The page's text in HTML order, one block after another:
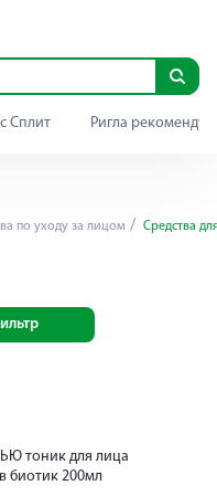
Сплит Ригла
по уходу за лицом Средства
тоник для лица
биотик 200мл